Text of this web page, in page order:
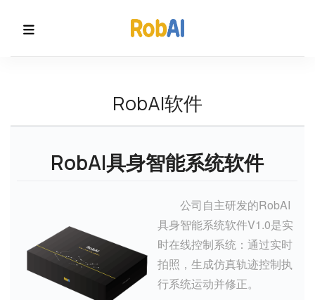
RobAI软件
RobAI具身智能系统软件
公司自主研发的RobAI
具身智能系统软件V1.0是实
时在线控制系统：通过实时
拍照，生成仿真轨迹控制执
行系统运动并修正。